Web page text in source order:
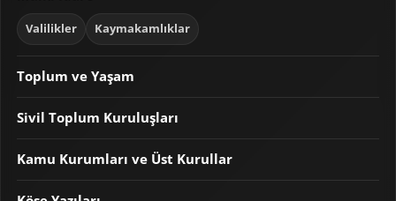
Valilikler Kaymakamlıklar
Toplum ve Yaşam
Sivil Toplum Kuruluşları
Kamu Kurumları ve Üst Kurullar